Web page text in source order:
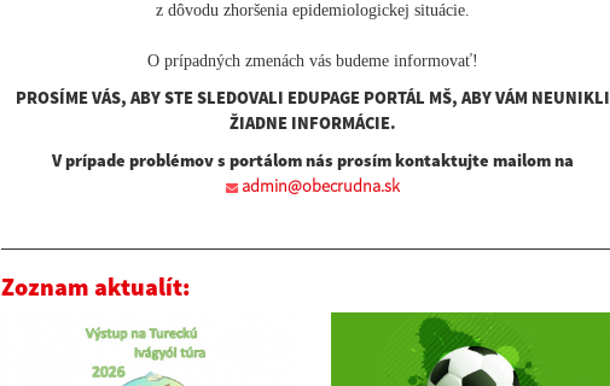
z dôvodu zhoršenia epidemiologickej situácie.
O prípadných zmenách vás budeme informovať!
PROSÍME VÁS, ABY STE SLEDOVALI EDUPAGE PORTÁL MŠ, ABY VÁM NEUNIKLI
ŽIADNE INFORMÁCIE.
V prípade problémov s portálom nás prosím kontaktujte mailom na
admin@obecrudna.sk
Zoznam aktualít: